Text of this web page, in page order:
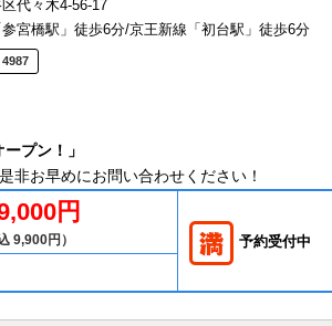
代々木4-56-17
宮橋駅」徒歩6分/京王新線「初台駅」徒歩6分
4987
プン！」
非お早めにお問い合わせください！
円
9,900円） 予約受付中